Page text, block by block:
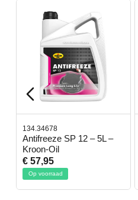
134.34678
Antifreeze SP 12 – 5L –
Kroon-Oil
€ 57,95
Op voorraad